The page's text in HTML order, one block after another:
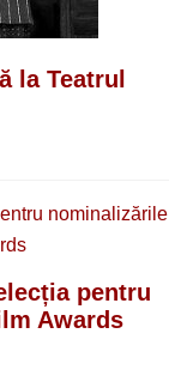
la Teatrul
pentru
Awards